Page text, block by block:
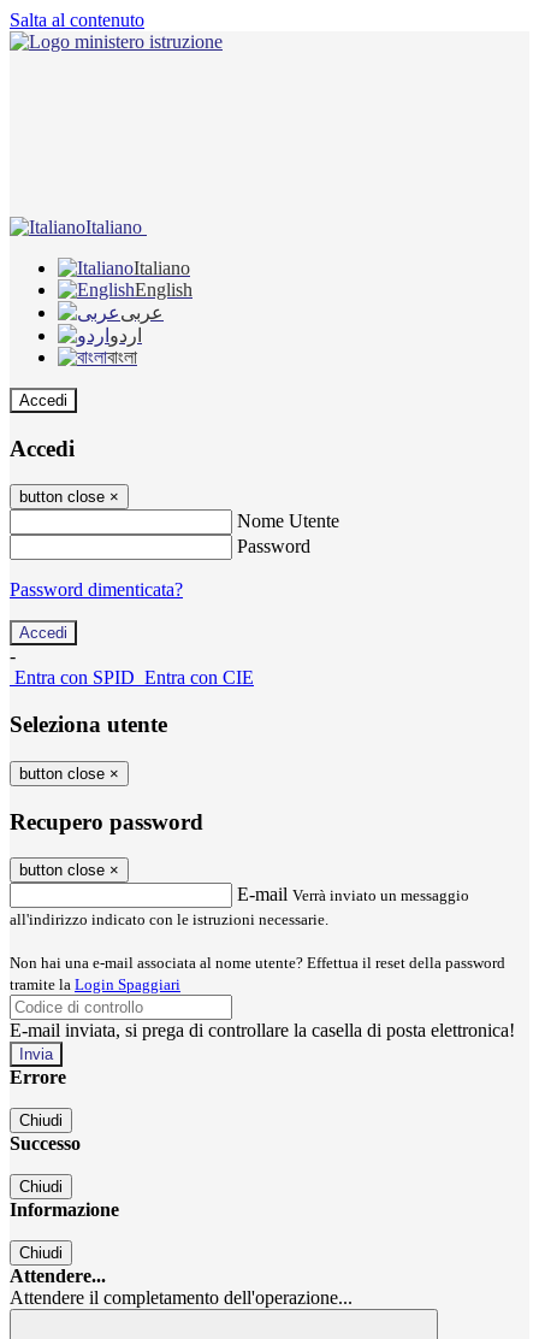
Salta al contenuto
Italiano
Italiano
English
عربى
اردو
বাংলা
Accedi
Accedi
button close ×
Nome Utente
Password
Password dimenticata?
-
Entra con SPID Entra con CIE
Seleziona utente
button close ×
Recupero password
button close ×
E-mail Verrà inviato un messaggio
all'indirizzo indicato con le istruzioni necessarie.
Non hai una e-mail associata al nome utente? Effettua il reset della password
tramite la Login Spaggiari
E-mail inviata, si prega di controllare la casella di posta elettronica!
Errore
Chiudi
Successo
Chiudi
Informazione
Chiudi
Attendere...
Attendere il completamento dell'operazione...